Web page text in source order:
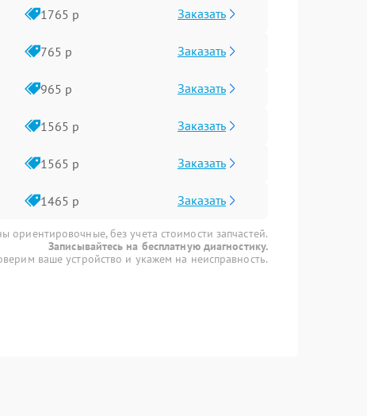
1765 р Заказать
765 р Заказать
965 р Заказать
1565 р Заказать
1565 р Заказать
1465 р Заказать
ориентировочные, без учета стоимости запчастей.
Записывайтесь на бесплатную диагностику.
ваше устройство и укажем на неисправность.